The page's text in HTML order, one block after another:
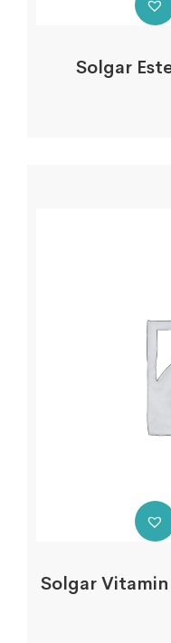
Solgar
Solgar